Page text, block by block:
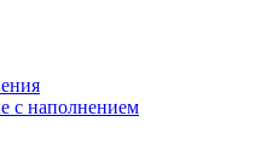
с наполнением